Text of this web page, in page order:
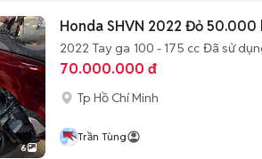
6
Honda SHVN 2022 Đỏ 50.000
2022 Tay ga 100 - 175 cc Đã sử
70.000.000 đ
Tp Hồ Chí Minh
Trần Tùng